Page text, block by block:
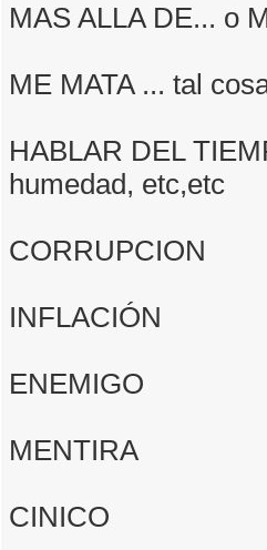
MAS ALLA DE... o
ME MATA ... tal
HABLAR DEL
humedad, etc,etc
CORRUPCION
INFLACIÓN
ENEMIGO
MENTIRA
CINICO